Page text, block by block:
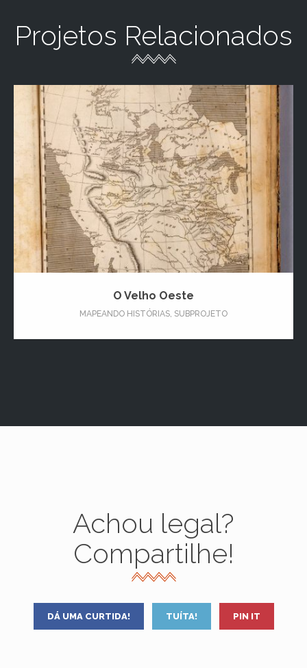
Projetos Relacionados
O Velho Oeste
MAPEANDO HISTÓRIAS, SUBPROJETO
Achou legal?
Compartilhe!
DÁ UMA CURTIDA! TUÍTA! PIN IT